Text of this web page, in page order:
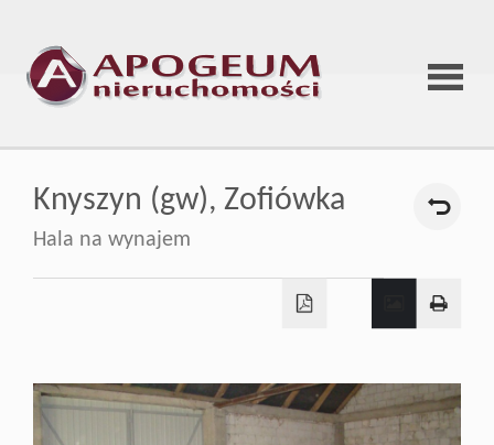
Strona
O
firmie
Knyszyn (gw), Zofiówka
Hala na wynajem